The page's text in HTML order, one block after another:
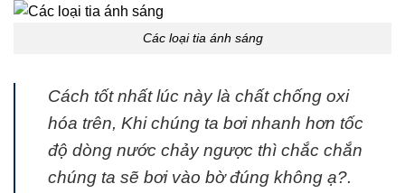
Các loại tia ánh sáng
Cách tốt nhất lúc này là chất chống oxi
hóa trên, Khi chúng ta bơi nhanh hơn tốc
độ dòng nước chảy ngược thì chắc chắn
chúng ta sẽ bơi vào bờ đúng không ạ?.